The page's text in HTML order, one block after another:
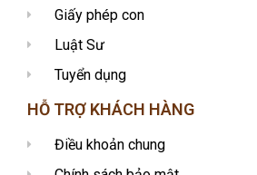
Giấy phép con
Luật Sư
Tuyển dụng
HỖ TRỢ KHÁCH HÀNG
Điều khoản chung